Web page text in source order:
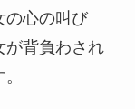
の心の叫び
が背負わされ